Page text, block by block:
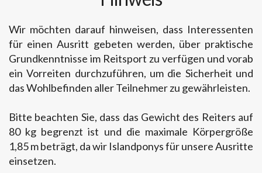
Wir möchten darauf hinweisen, dass Interessenten
für einen Ausritt gebeten werden, über praktische
Grundkenntnisse im Reitsport zu verfügen und vorab
ein Vorreiten durchzuführen, um die Sicherheit und
das Wohlbefinden aller Teilnehmer zu gewährleisten.
Bitte beachten Sie, dass das Gewicht des Reiters auf
80 kg begrenzt ist und die maximale Körpergröße
1,85 m beträgt, da wir Islandponys für unsere Ausritte
einsetzen.